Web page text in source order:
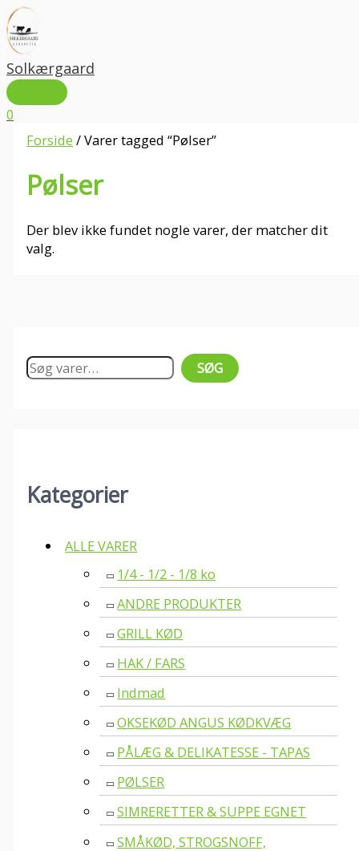
Gå
til
indholdet
Solkærgaard
0
S
ø
g
t
r
SØG
Kategorier
ALLE VARER
1/4 - 1/2 - 1/8 ko
ANDRE PRODUKTER
GRILL KØD
HAK / FARS
Indmad
OKSEKØD ANGUS KØDKVÆG
PÅLÆG & DELIKATESSE - TAPAS
PØLSER
SIMRERETTER & SUPPE EGNET
SMÅKØD, STROGSNOFF,
Forside / Varer tagged “Pølser”
Pølser
Der blev ikke fundet nogle varer, der matcher dit
valg.